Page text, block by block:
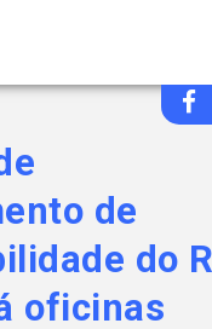
de
do
oficinas